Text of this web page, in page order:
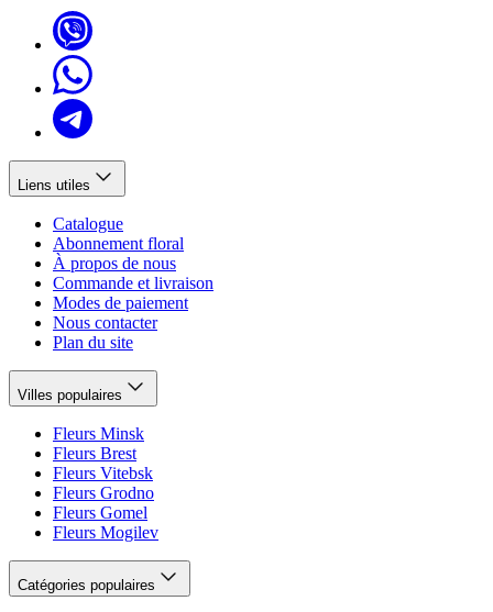
Liens utiles
Catalogue
Abonnement floral
À propos de nous
Commande et livraison
Modes de paiement
Nous contacter
Plan du site
Villes populaires
Fleurs Minsk
Fleurs Brest
Fleurs Vitebsk
Fleurs Grodno
Fleurs Gomel
Fleurs Mogilev
Catégories populaires